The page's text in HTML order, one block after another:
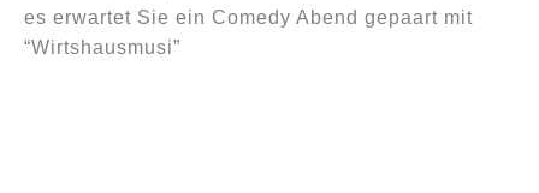
es erwartet Sie ein Comedy Abend gepaart mit
“Wirtshausmusi”